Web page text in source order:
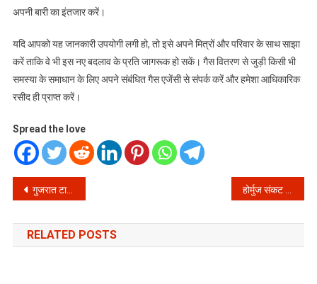
अपनी बारी का इंतजार करें।
यदि आपको यह जानकारी उपयोगी लगी हो, तो इसे अपने मित्रों और परिवार के साथ साझा
करें ताकि वे भी इस नए बदलाव के प्रति जागरूक हो सकें। गैस वितरण से जुड़ी किसी भी
समस्या के समाधान के लिए अपने संबंधित गैस एजेंसी से संपर्क करें और हमेशा आधिकारिक
रसीद ही प्राप्त करें।
Spread the love
Post
navigation
गुजरात टाइटन्स के घरेलू मैच अब बनेंगे मनोरंजन का महापर्व, जानें प्रशंसकों के लिए क्या है खास!
RELATED POSTS